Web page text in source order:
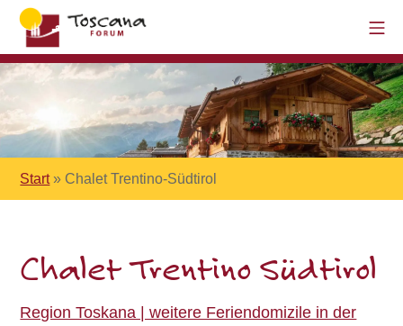
Start»Chalet Trentino-Südtirol
Chalet Trentino Südtirol
Region Toskana | weitere Feriendomizile in der